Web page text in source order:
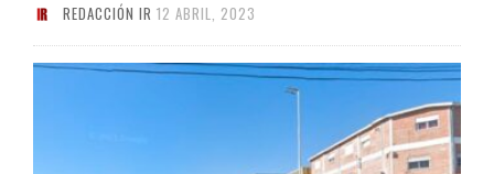
REDACCIÓN IR 12 ABRIL, 2023